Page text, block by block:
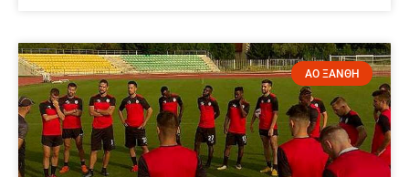
ΑΟ ΞΑΝΘΗ